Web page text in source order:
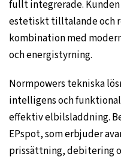
fullt integrerade.
estetiskt tilltalande och
kombination med
och energistyrning.
Normpowers tekniska
intelligens och
effektiv elbilsladdning.
EPspot, som erbjuder
prissättning, debitering